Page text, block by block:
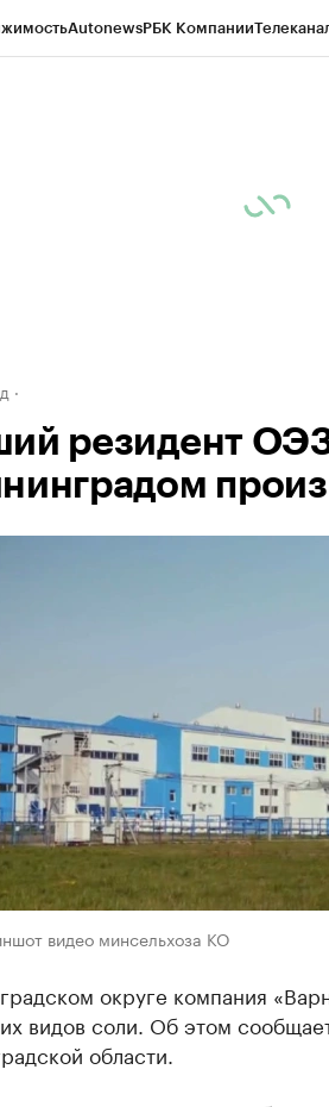
AutonewsРБК Компании
резидент
видео минсельхоза КО
округе компания
видов соли. Об этом
области.